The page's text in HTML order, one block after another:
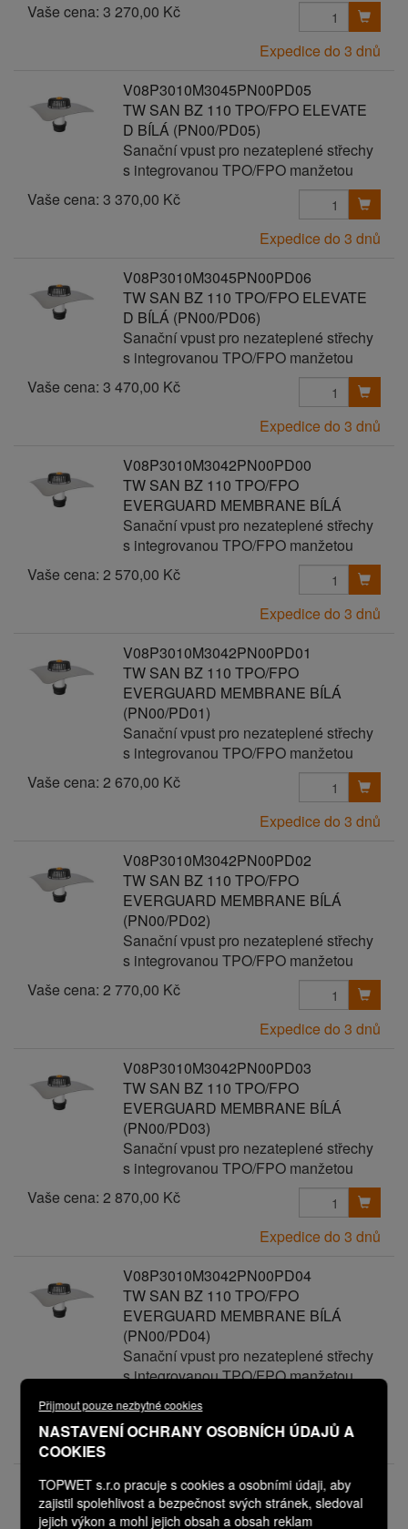
Přijmout pouze nezbytné cookies
NASTAVENÍ OCHRANY OSOBNÍCH ÚDAJŮ A
COOKIES
TOPWET s.r.o pracuje s cookies a osobními údaji, aby
zajistil spolehlivost a bezpečnost svých stránek, sledoval
jejich výkon a mohl jejich obsah a obsah reklam
Vaše cena: 3 270,00 Kč
Expedice do 3 dnů
V08P3010M3045PN00PD05
TW SAN BZ 110 TPO/FPO ELEVATE
D BÍLÁ (PN00/PD05)
Sanační vpust pro nezateplené střechy
s integrovanou TPO/FPO manžetou
Vaše cena: 3 370,00 Kč
Expedice do 3 dnů
V08P3010M3045PN00PD06
TW SAN BZ 110 TPO/FPO ELEVATE
D BÍLÁ (PN00/PD06)
Sanační vpust pro nezateplené střechy
s integrovanou TPO/FPO manžetou
Vaše cena: 3 470,00 Kč
Expedice do 3 dnů
V08P3010M3042PN00PD00
TW SAN BZ 110 TPO/FPO
EVERGUARD MEMBRANE BÍLÁ
Sanační vpust pro nezateplené střechy
s integrovanou TPO/FPO manžetou
Vaše cena: 2 570,00 Kč
Expedice do 3 dnů
V08P3010M3042PN00PD01
TW SAN BZ 110 TPO/FPO
EVERGUARD MEMBRANE BÍLÁ
(PN00/PD01)
Sanační vpust pro nezateplené střechy
s integrovanou TPO/FPO manžetou
Vaše cena: 2 670,00 Kč
Expedice do 3 dnů
V08P3010M3042PN00PD02
TW SAN BZ 110 TPO/FPO
EVERGUARD MEMBRANE BÍLÁ
(PN00/PD02)
Sanační vpust pro nezateplené střechy
s integrovanou TPO/FPO manžetou
Vaše cena: 2 770,00 Kč
Expedice do 3 dnů
V08P3010M3042PN00PD03
TW SAN BZ 110 TPO/FPO
EVERGUARD MEMBRANE BÍLÁ
(PN00/PD03)
Sanační vpust pro nezateplené střechy
s integrovanou TPO/FPO manžetou
Vaše cena: 2 870,00 Kč
Expedice do 3 dnů
V08P3010M3042PN00PD04
TW SAN BZ 110 TPO/FPO
EVERGUARD MEMBRANE BÍLÁ
(PN00/PD04)
Sanační vpust pro nezateplené střechy
s integrovanou TPO/FPO manžetou
Vaše cena:2 970,00 Kč
Expedice do 3 dnů
V08P3010M3042PN00PD05
TW SAN BZ 110 TPO/FPO
EVERGUARD MEMBRANE BÍLÁ